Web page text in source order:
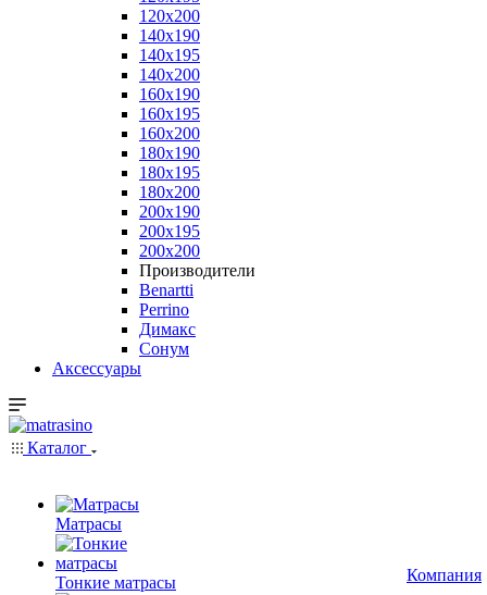
120x200
140x190
140x195
140x200
160x190
160x195
160x200
180x190
180x195
180x200
200x190
200x195
200x200
Производители
Benartti
Perrino
Димакс
Сонум
Аксессуары
Каталог
Матрасы
Тонкие матрасы
Компания